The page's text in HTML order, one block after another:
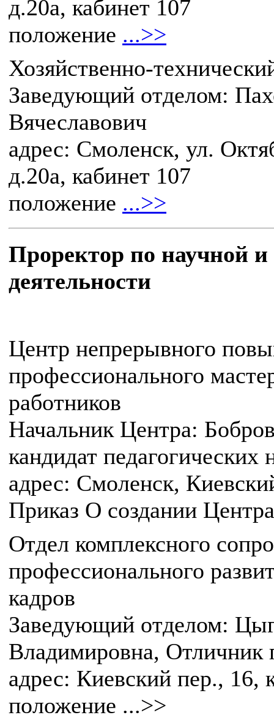
д.20а, кабинет 107
положение ...>>
Хозяйственно-
Заведующий отделом:
Вячеславович
адрес: Смоленск, ул.
д.20а, кабинет 107
положение ...>>
Проректор по научной и
деятельности
Центр непрерывного
профессионального
работников
Начальник Центра:
кандидат педагогических
адрес: Смоленск,
Приказ О создании
Отдел комплексного
профессионального
кадров
Заведующий отделом:
Владимировна, Отличник
адрес: Киевский пер., 16,
положение ...>>